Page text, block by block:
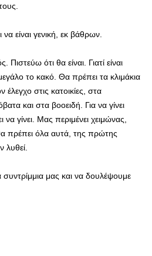
είναι γενική, εκ βάθρων.
Πιστεύω ότι θα είναι. Γιατί είναι
το κακό. Θα πρέπει τα κλιμάκια
έλεγχο στις κατοικίες, στα
και στα βοοειδή. Για να γίνει
γίνει. Μας περιμένει χειμώνας,
πρέπει όλα αυτά, της πρώτης
λυθεί.
μας και να δουλέψουμε